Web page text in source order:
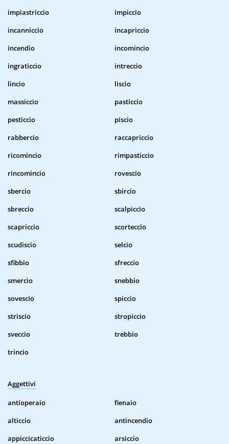
impiastriccio
impiccio
incanniccio
incapriccio
incendio
incomincio
ingraticcio
intreccio
lincio
liscio
massiccio
pasticcio
pesticcio
piscio
rabbercio
raccapriccio
ricomincio
rimpasticcio
rincomincio
rovescio
sbercio
sbircio
sbreccio
scalpiccio
scapriccio
scorteccio
scudiscio
selcio
sfibbio
sfreccio
smercio
snebbio
sovescio
spiccio
striscio
stropiccio
sveccio
trebbio
trincio
Aggettivi
antioperaio
fienaio
alticcio
antincendio
appiccicaticcio
arsiccio